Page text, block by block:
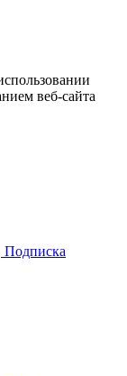
веб-сайта
Подписка